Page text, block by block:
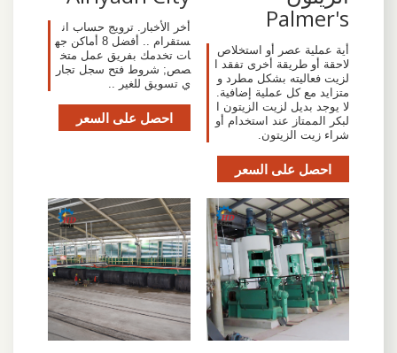
Palmer's
أية عملية عصر أو استخلاص
لاحقة أو طريقة أخرى تفقد ا
لزيت فعاليته بشكل مطرد و
متزايد مع كل عملية إضافية.
لا يوجد بديل لزيت الزيتون ا
لبكر الممتاز عند استخدام أو
شراء زيت الزيتون.
احصل على السعر
أخر الأخبار. ترويج حساب ان
ستقرام .. أفضل 8 أماكن جه
ات تخدمك بفريق عمل متخ
صص; شروط فتح سجل تجار
ي تسويق للغير ..
احصل على السعر